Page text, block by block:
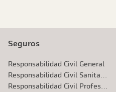
Seguros
Responsabilidad Civil General